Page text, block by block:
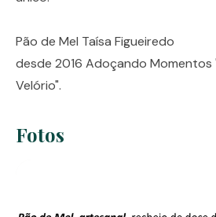
Pão de Mel Taísa Figueiredo
desde 2016 Adoçando Momentos
Velório".
Fotos